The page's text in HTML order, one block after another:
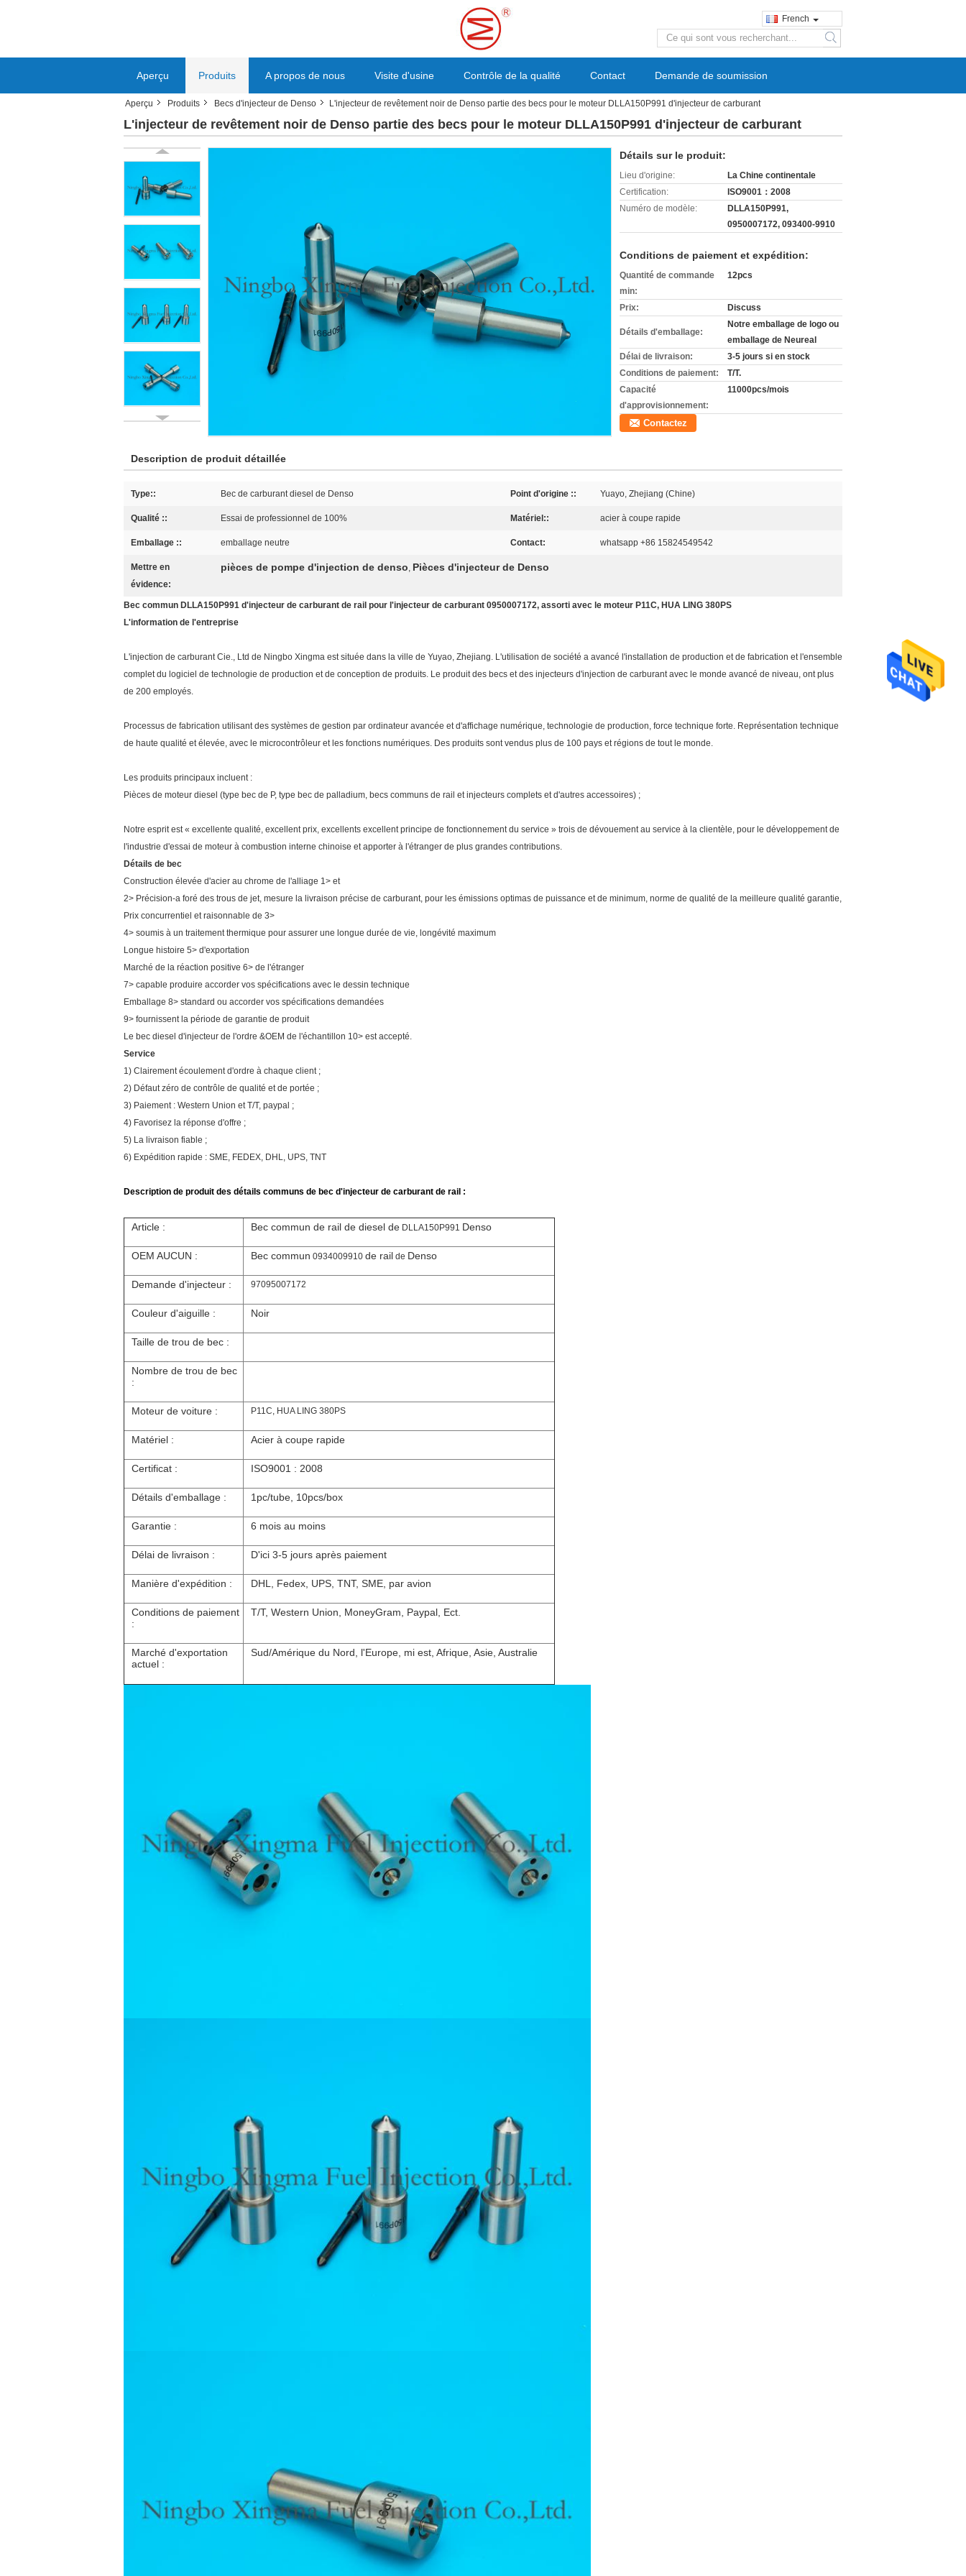
French
search
Aperçu Produits A propos de nous Visite d'usine Contrôle de la qualité Contact Demande de soumission
Aperçu Produits Becs d'injecteur de Denso L'injecteur de revêtement noir de Denso partie des becs pour le moteur DLLA150P991 d'injecteur de carburant
L'injecteur de revêtement noir de Denso partie des becs pour le moteur DLLA150P991 d'injecteur de carburant
Détails sur le produit:
Lieu d'origine:
La Chine continentale
Certification:
ISO9001：2008
Numéro de modèle:
DLLA150P991,
0950007172, 093400-9910
Conditions de paiement et expédition:
Quantité de commande
min:
12pcs
Prix: Discuss
Détails d'emballage:
Notre emballage de logo ou
emballage de Neureal
Délai de livraison:
3-5 jours si en stock
Conditions de paiement:
T/T.
Capacité
d'approvisionnement:
11000pcs/mois
Contactez
Description de produit détaillée
Type:: Bec de carburant diesel de Denso Point d'origine :: Yuayo, Zhejiang (Chine)
Qualité :: Essai de professionnel de 100% Matériel:: acier à coupe rapide
Emballage :: emballage neutre Contact: whatsapp +86 15824549542
Mettre en
évidence:
pièces de pompe d'injection de denso, Pièces d'injecteur de Denso
Bec commun DLLA150P991 d'injecteur de carburant de rail pour l'injecteur de carburant 0950007172, assorti avec le moteur P11C, HUA LING 380PS
L'information de l'entreprise
L'injection de carburant Cie., Ltd de Ningbo Xingma est située dans la ville de Yuyao, Zhejiang. L'utilisation de société a avancé l'installation de production et de fabrication et l'ensemble
complet du logiciel de technologie de production et de conception de produits. Le produit des becs et des injecteurs d'injection de carburant avec le monde avancé de niveau, ont plus
de 200 employés.
Processus de fabrication utilisant des systèmes de gestion par ordinateur avancée et d'affichage numérique, technologie de production, force technique forte. Représentation technique
de haute qualité et élevée, avec le microcontrôleur et les fonctions numériques. Des produits sont vendus plus de 100 pays et régions de tout le monde.
Les produits principaux incluent :
Pièces de moteur diesel (type bec de P, type bec de palladium, becs communs de rail et injecteurs complets et d'autres accessoires) ;
Notre esprit est « excellente qualité, excellent prix, excellents excellent principe de fonctionnement du service » trois de dévouement au service à la clientèle, pour le développement de
l'industrie d'essai de moteur à combustion interne chinoise et apporter à l'étranger de plus grandes contributions.
Détails de bec
Construction élevée d'acier au chrome de l'alliage 1> et
2> Précision-a foré des trous de jet, mesure la livraison précise de carburant, pour les émissions optimas de puissance et de minimum, norme de qualité de la meilleure qualité garantie,
Prix concurrentiel et raisonnable de 3>
4> soumis à un traitement thermique pour assurer une longue durée de vie, longévité maximum
Longue histoire 5> d'exportation
Marché de la réaction positive 6> de l'étranger
7> capable produire accorder vos spécifications avec le dessin technique
Emballage 8> standard ou accorder vos spécifications demandées
9> fournissent la période de garantie de produit
Le bec diesel d'injecteur de l'ordre &OEM de l'échantillon 10> est accepté.
Service
1) Clairement écoulement d'ordre à chaque client ;
2) Défaut zéro de contrôle de qualité et de portée ;
3) Paiement : Western Union et T/T, paypal ;
4) Favorisez la réponse d'offre ;
5) La livraison fiable ;
6) Expédition rapide : SME, FEDEX, DHL, UPS, TNT
Description de produit des détails communs de bec d'injecteur de carburant de rail :
Article : Bec commun de rail de diesel de DLLA150P991 Denso
OEM AUCUN : Bec commun 0934009910 de rail de Denso
Demande d'injecteur : 97095007172
Couleur d'aiguille : Noir
Taille de trou de bec :
Nombre de trou de bec
:
Moteur de voiture : P11C, HUA LING 380PS
Matériel : Acier à coupe rapide
Certificat : ISO9001 : 2008
Détails d'emballage : 1pc/tube, 10pcs/box
Garantie : 6 mois au moins
Délai de livraison : D'ici 3-5 jours après paiement
Manière d'expédition : DHL, Fedex, UPS, TNT, SME, par avion
Conditions de paiement
:
T/T, Western Union, MoneyGram, Paypal, Ect.
Marché d'exportation
actuel :
Sud/Amérique du Nord, l'Europe, mi est, Afrique, Asie, Australie